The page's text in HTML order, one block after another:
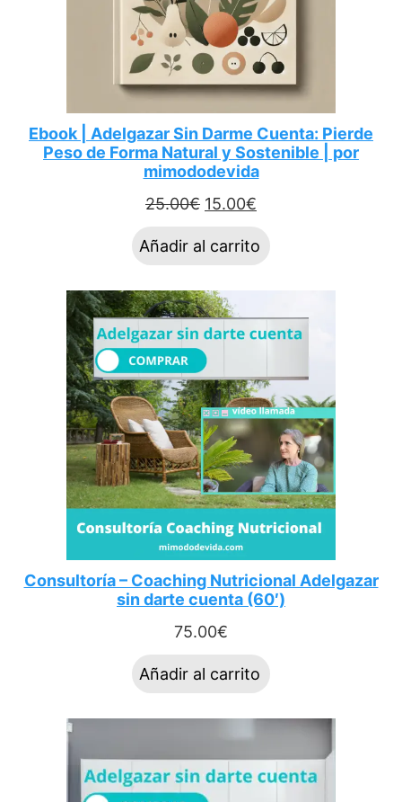
Ebook | Adelgazar Sin Darme Cuenta: Pierde
Peso de Forma Natural y Sostenible | por
mimododevida
25.00€ El
original
25.00€.
15.00€
actual
Añadir al carrito
Consultoría – Coaching Nutricional Adelgazar
sin darte cuenta (60′)
75.00€
Añadir al carrito